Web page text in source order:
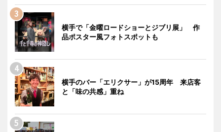
横手で「金曜ロードショーとジブリ展」 作
品ポスター風フォトスポットも
横手のバー「エリクサー」が15周年 来店客
と「味の共感」重ね